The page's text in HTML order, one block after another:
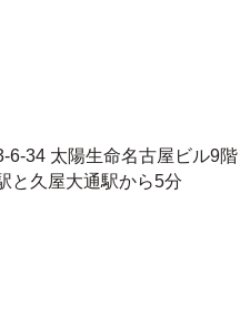
6-34 太陽生命名古屋ビル9階
と久屋大通駅から5分